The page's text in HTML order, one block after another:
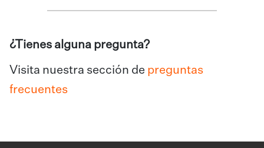
¿Tienes alguna pregunta?
Visita nuestra sección de preguntas
frecuentes